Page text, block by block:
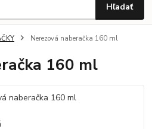
Hľadať
Nerezová naberačka 160 ml
160 ml